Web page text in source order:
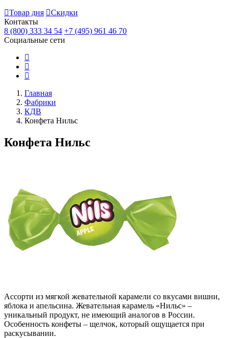
Товар дня
Скидки
Контакты
8 (800) 333 34 54 +7 (495) 961 46 70
Социальные сети
Главная
Фабрики
КДВ
Конфета Нильс
Конфета Нильс
Ассорти из мягкой жевательной карамели со вкусами вишни,
яблока и апельсина. Жевательная карамель «Нильс» –
уникальный продукт, не имеющий аналогов в России.
Особенность конфеты – щелчок, который ощущается при
раскусывании.